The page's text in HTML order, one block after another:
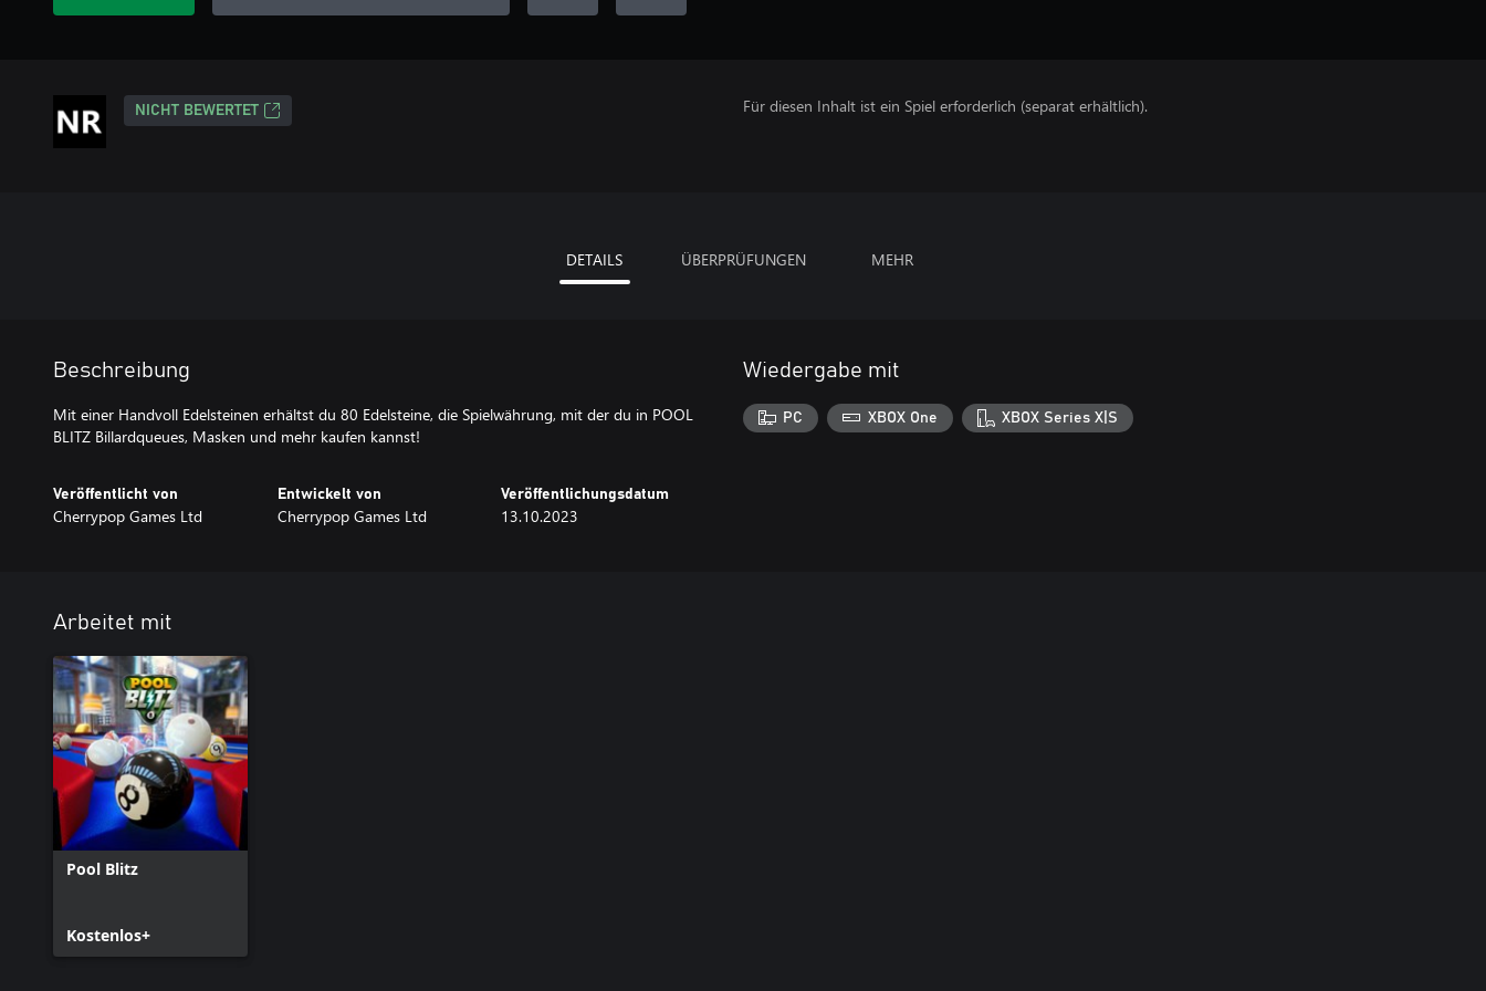
NICHT BEWERTET Für diesen Inhalt ist ein Spiel erforderlich (separat erhältlich).
DETAILS ÜBERPRÜFUNGEN MEHR
Beschreibung
Mit einer Handvoll Edelsteinen erhältst du 80 Edelsteine, die Spielwährung, mit der du in POOL
BLITZ Billardqueues, Masken und mehr kaufen kannst!
Veröffentlicht von
Cherrypop Games Ltd
Entwickelt von
Cherrypop Games Ltd
Veröffentlichungsdatum
13.10.2023
Wiedergabe mit
PC XBOX One XBOX Series X|S
Arbeitet mit
Pool Blitz
Kostenlos+